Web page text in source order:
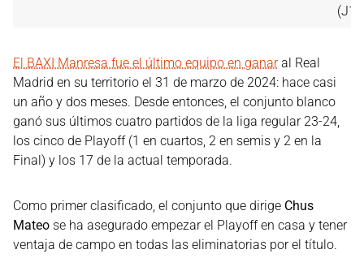
El BAXI Manresa fue el último equipo en ganaral Real
Madrid en su territorio el 31 de marzo de 2024: hace casi
un año y dos meses. Desde entonces, el conjunto blanco
ganó sus últimos cuatro partidos de la liga regular 23-24,
los cinco de Playoff (1 en cuartos, 2 en semis y 2 en la
Final) y los 17 de la actual temporada.
Como primer clasificado, el conjunto que dirige Chus
Mateo se ha asegurado empezar el Playoff en casa y tener
ventaja de campo en todas las eliminatorias por el título.